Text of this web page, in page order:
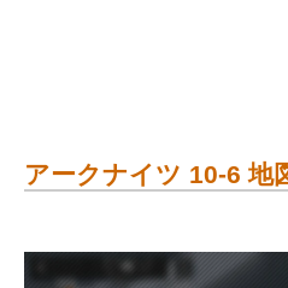
アークナイツ 10-6 地